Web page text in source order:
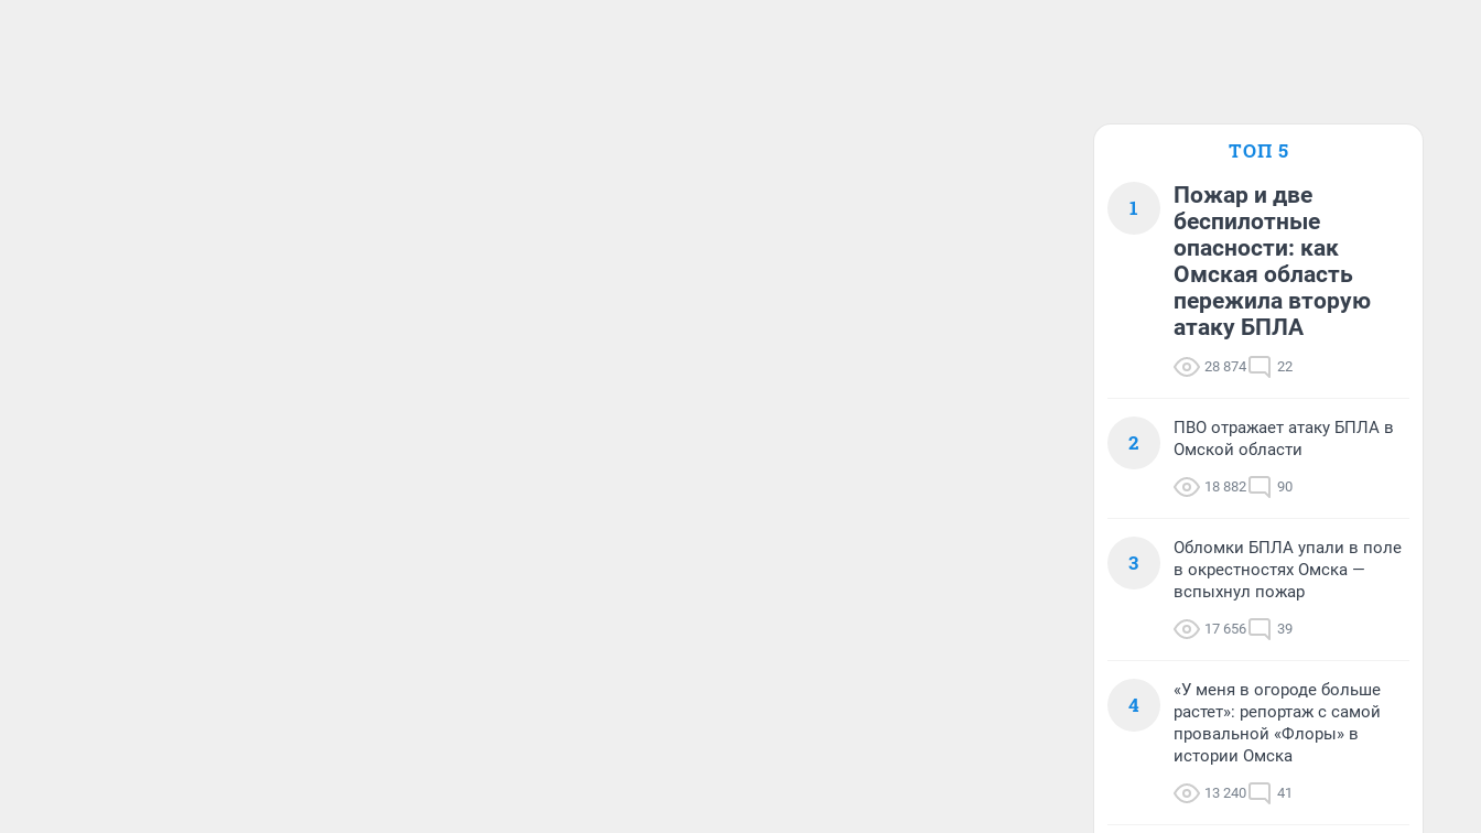
ТОП 5
1
Пожар и две
беспилотные
опасности: как
Омская область
пережила вторую
атаку БПЛА
28 874 22
2
ПВО отражает атаку БПЛА в
Омской области
18 882 90
3
Обломки БПЛА упали в поле
в окрестностях Омска —
вспыхнул пожар
17 656 39
4
«У меня в огороде больше
растет»: репортаж с самой
провальной «Флоры» в
истории Омска
13 240 41